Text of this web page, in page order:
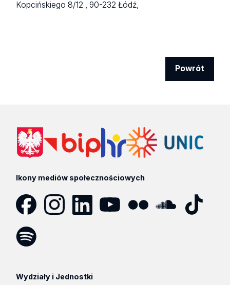
Kopcińskiego 8/12 ,90-232 Łódź,
Powrót
Ikony mediów społecznościowych
Wydziały i Jednostki